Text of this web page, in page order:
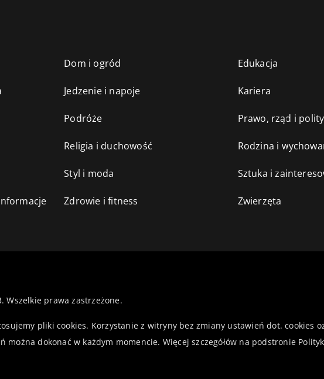
Dom i ogród Edukacja
Jedzenie i napoje Kariera
Podróże Prawo, rząd i
Religia i duchowość Rodzina i
Styl i moda Sztuka i
Zdrowie i fitness Zwierzęta
prawa zastrzeżone.
pliki cookies. Korzystanie z witryny bez zmiany ustawień dot. cookies
można dokonać w każdym momencie. Więcej szczegółów na podstronie